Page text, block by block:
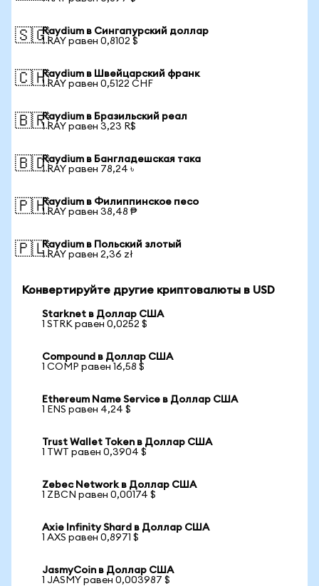
🇸🇬Raydium в Сингапурский доллар
1 RAY равен 0,8102 $
🇨🇭Raydium в Швейцарский франк
1 RAY равен 0,5122 CHF
🇧🇷Raydium в Бразильский реал
1 RAY равен 3,23 R$
🇧🇩Raydium в Бангладешская така
1 RAY равен 78,24 ৳
🇵🇭Raydium в Филиппинское песо
1 RAY равен 38,48 ₱
🇵🇱Raydium в Польский злотый
1 RAY равен 2,36 zł
Конвертируйте другие криптовалюты в USD
Starknet в Доллар США
1 STRK равен 0,0252 $
Compound в Доллар США
1 COMP равен 16,58 $
Ethereum Name Service в Доллар США
1 ENS равен 4,24 $
Trust Wallet Token в Доллар США
1 TWT равен 0,3904 $
Zebec Network в Доллар США
1 ZBCN равен 0,00174 $
Axie Infinity Shard в Доллар США
1 AXS равен 0,8971 $
JasmyCoin в Доллар США
1 JASMY равен 0,003987 $